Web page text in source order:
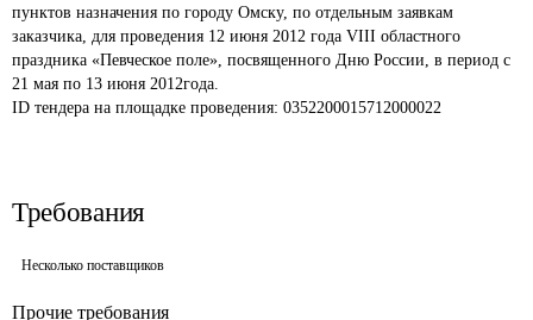
пунктов назначения по городу Омску, по отдельным заявкам
заказчика, для проведения 12 июня 2012 года VIII областного
праздника «Певческое поле», посвященного Дню России, в период с
21 мая по 13 июня 2012года.
ID тендера на площадке проведения: 0352200015712000022
Требования
Несколько поставщиков
Прочие требования